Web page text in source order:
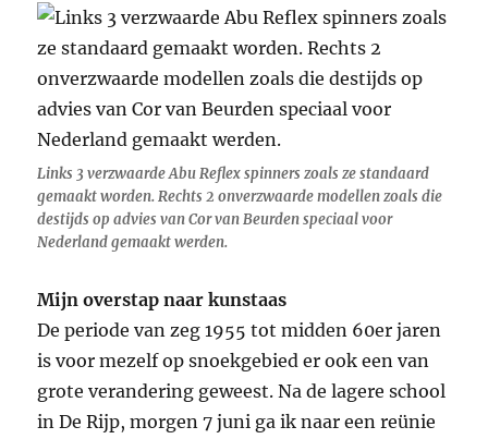
Links 3 verzwaarde Abu Reflex spinners zoals ze standaard
gemaakt worden. Rechts 2 onverzwaarde modellen zoals die
destijds op advies van Cor van Beurden speciaal voor
Nederland gemaakt werden.
Mijn overstap naar kunstaas
De periode van zeg 1955 tot midden 60er jaren
is voor mezelf op snoekgebied er ook een van
grote verandering geweest. Na de lagere school
in De Rijp, morgen 7 juni ga ik naar een reünie